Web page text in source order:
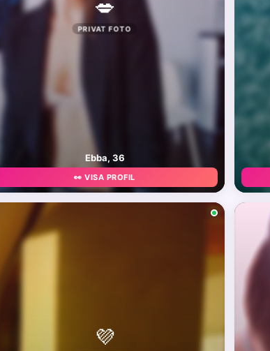
💋
PRIVAT FOTO
Ebba, 36
👀 VISA PROFIL
💜